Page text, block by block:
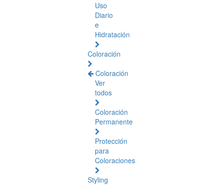
Uso
Diario
e
Hidratación
Coloración
Coloración
Ver
todos
Coloración
Permanente
Protección
para
Coloraciones
Styling